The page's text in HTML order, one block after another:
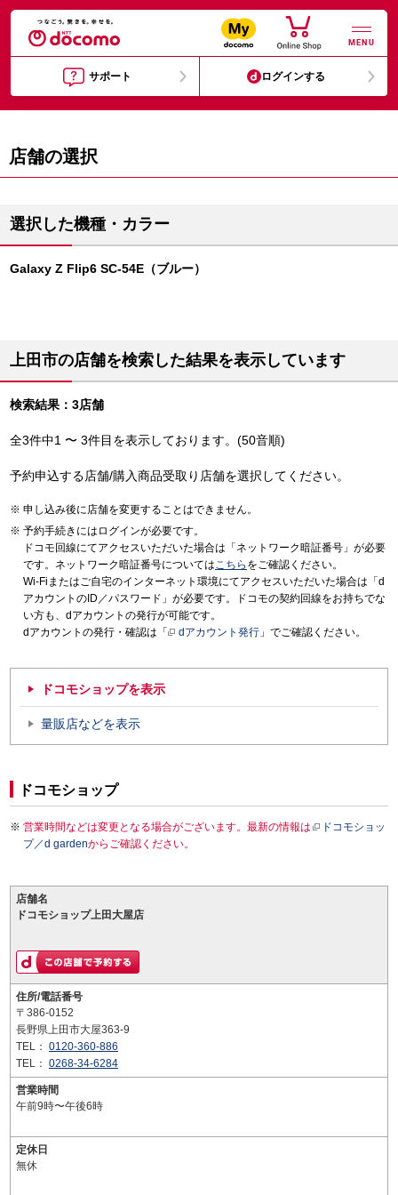
MENU
サポート ログインする
店舗の選択
選択した機種・カラー
Galaxy Z Flip6 SC-54E（ブルー）
上田市の店舗を検索した結果を表示しています
検索結果：3店舗
全3件中1 〜 3件目を表示しております。(50音順)
予約申込する店舗/購入商品受取り店舗を選択してください。
申し込み後に店舗を変更することはできません。
予約手続きにはログインが必要です。
ドコモ回線にてアクセスいただいた場合は「ネットワーク暗証番号」が必要
です。ネットワーク暗証番号についてはこちら をご確認ください。
Wi-Fiまたはご自宅のインターネット環境にてアクセスいただいた場合は「d
アカウントのID／パスワード」が必要です。ドコモの契約回線をお持ちでな
い方も、dアカウントの発行が可能です。
dアカウントの発行・確認は「
dアカウント発行 」でご確認ください。
ドコモショップを表示
量販店などを表示
ドコモショップ
営業時間などは変更となる場合がございます。最新の情報は
ドコモショッ
プ／d gardenからご確認ください。
店舗名
ドコモショップ上田大屋店
住所/電話番号
〒386-0152
長野県上田市大屋363-9
TEL： 0120-360-886
TEL： 0268-34-6284
営業時間
午前9時〜午後6時
定休日
無休